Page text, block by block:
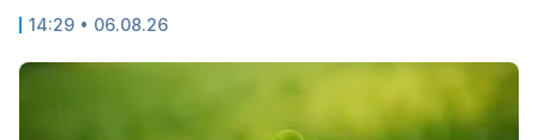
14:29 • 06.08.26